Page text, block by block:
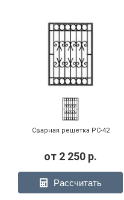
Сварная решетка РС-42
от 2 250 р.
Рассчитать